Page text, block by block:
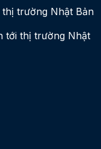
trường Nhật Bản
tới thị trường Nhật